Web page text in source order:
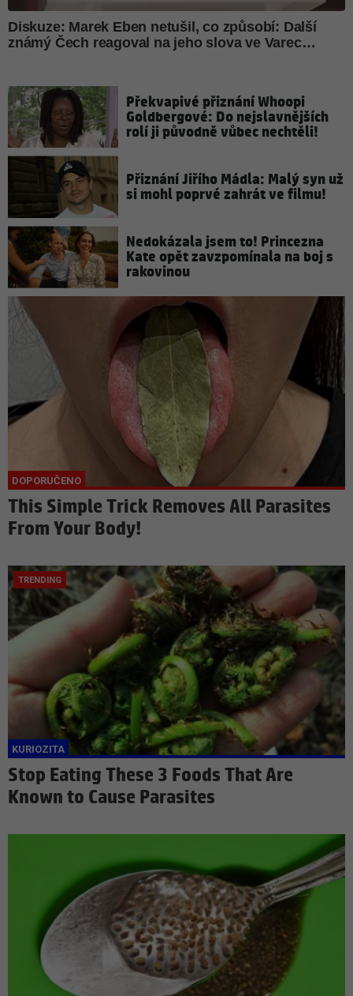
Překvapivé přiznání Whoopi
Goldbergové: Do nejslavnějších
rolí ji původně vůbec nechtěli!
Přiznání Jiřího Mádla: Malý syn už
si mohl poprvé zahrát ve filmu!
Nedokázala jsem to! Princezna
Kate opět zavzpomínala na boj s
rakovinou
This Simple Trick Removes All Parasites
From Your Body!
Stop Eating These 3 Foods That Are
Known to Cause Parasites